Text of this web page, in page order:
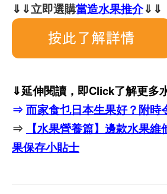
⇓⇓立即選購當造水果推介⇓⇓
⇓延伸閱讀，即Click了解更多
⇒ 而家食乜日本生果好？附時
⇒
【水果營養篇】邊款水果
果保存小貼士